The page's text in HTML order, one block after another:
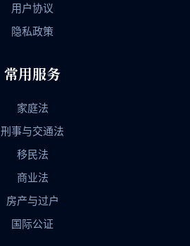
用户协议
隐私政策
常用服务
家庭法
刑事与交通法
移民法
商业法
房产与过户
国际公证